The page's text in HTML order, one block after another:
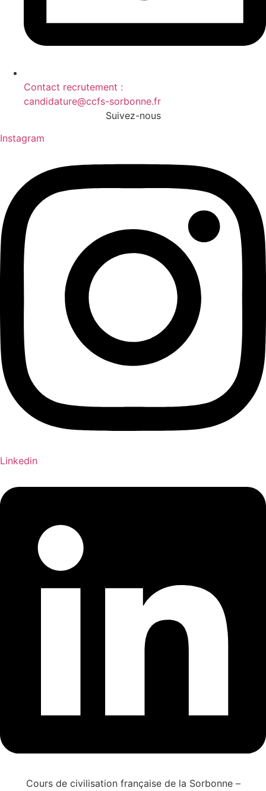
Contact recrutement :
candidature@ccfs-sorbonne.fr
Suivez-nous
Instagram
Linkedin
Cours de civilisation française de la Sorbonne –